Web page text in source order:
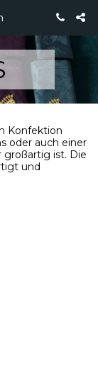
Konfektion
oder auch einer
großartig ist. Die
und